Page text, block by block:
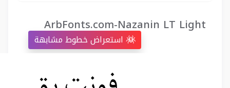
ArbFonts.com-Nazanin LT Light